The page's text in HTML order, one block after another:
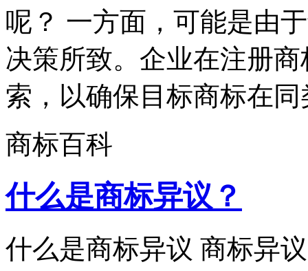
呢？ 一方面，可能是由
决策所致。企业在注册
索，以确保目标商标在
商标百科
什么是商标异议？
什么是商标异议 商标异